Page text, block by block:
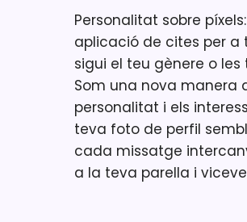
Personalitat sobre
aplicació de cites per a
sigui el teu gènere o
Som una nova manera
personalitat i els
teva foto de perfil
cada missatge
a la teva parella i